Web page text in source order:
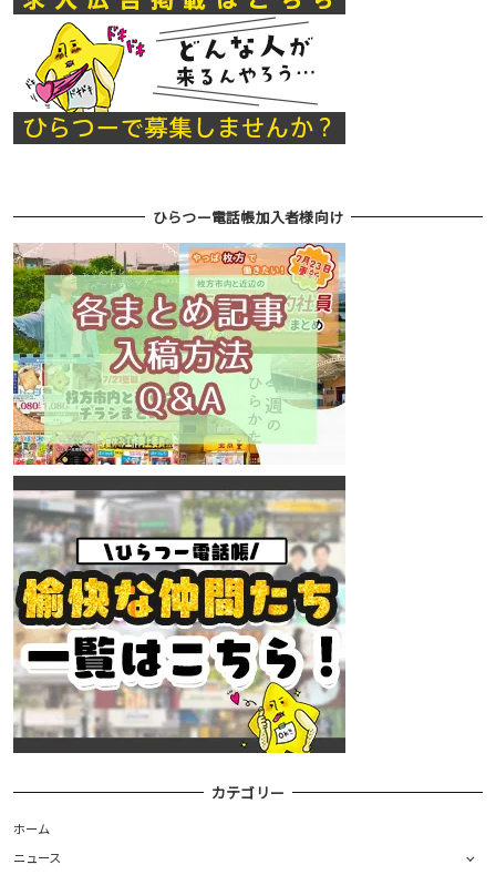
ひらつー電話帳加入者様向け
カテゴリー
ホーム
ニュース